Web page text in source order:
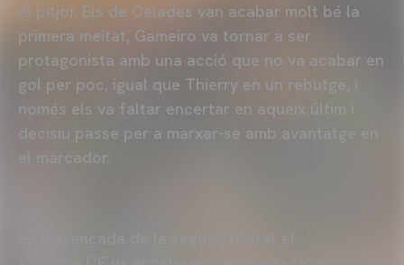
el pitjor. Els de Celades van acabar molt bé la
primera meitat, Gameiro va tornar a ser
protagonista amb una acció que no va acabar en
gol per poc, igual que Thierry en un rebutge, i
només els va faltar encertar en aqueix últim i
decisiu passe per a marxar-se amb avantatge en
el marcador.